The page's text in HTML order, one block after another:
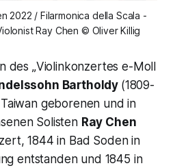
2022 / Filarmonica della Scala -
Ray Chen © Oliver Killig
des „Violinkonzertes e-Moll
Bartholdy (1809-
geborenen und in
Solisten Ray Chen
1844 in Bad Soden in
entstanden und 1845 in